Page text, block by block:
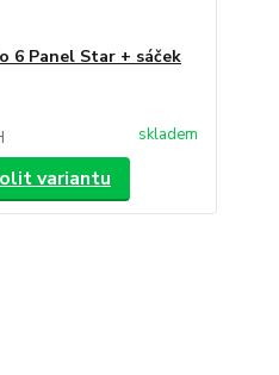
6 Panel Star + sáček
skladem
variantu